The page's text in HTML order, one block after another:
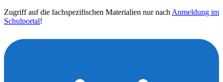
Zugriff auf die fachspezifischen Materialien nur nach Anmeldung im
Schulportal!